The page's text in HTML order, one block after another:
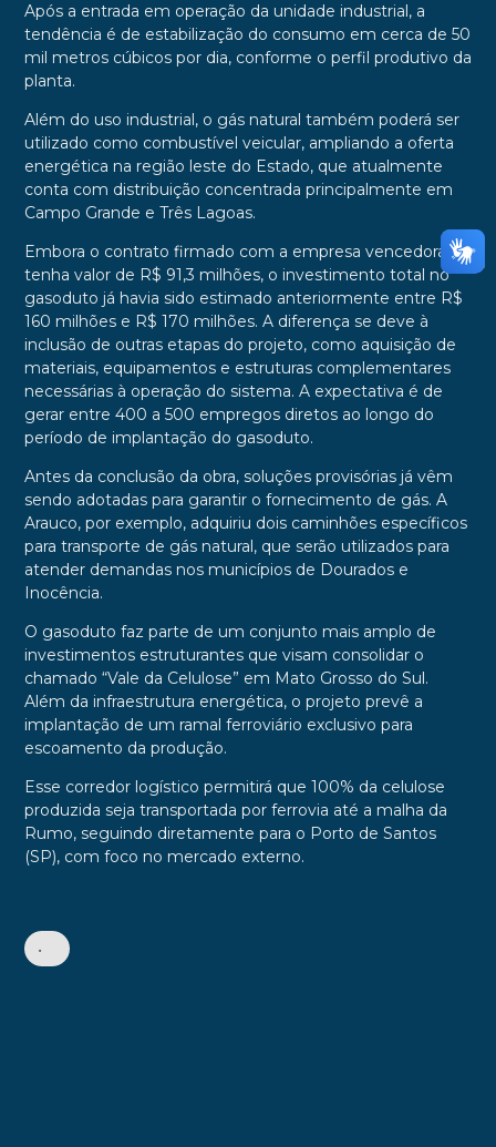
Após a entrada em operação da unidade industrial, a
tendência é de estabilização do consumo em cerca de 50
mil metros cúbicos por dia, conforme o perfil produtivo da
planta.
Além do uso industrial, o gás natural também poderá ser
utilizado como combustível veicular, ampliando a oferta
energética na região leste do Estado, que atualmente
conta com distribuição concentrada principalmente em
Campo Grande e Três Lagoas.
Embora o contrato firmado com a empresa vencedora
tenha valor de R$ 91,3 milhões, o investimento total no
gasoduto já havia sido estimado anteriormente entre R$
160 milhões e R$ 170 milhões. A diferença se deve à
inclusão de outras etapas do projeto, como aquisição de
materiais, equipamentos e estruturas complementares
necessárias à operação do sistema. A expectativa é de
gerar entre 400 a 500 empregos diretos ao longo do
período de implantação do gasoduto.
Antes da conclusão da obra, soluções provisórias já vêm
sendo adotadas para garantir o fornecimento de gás. A
Arauco, por exemplo, adquiriu dois caminhões específicos
para transporte de gás natural, que serão utilizados para
atender demandas nos municípios de Dourados e
Inocência.
O gasoduto faz parte de um conjunto mais amplo de
investimentos estruturantes que visam consolidar o
chamado “Vale da Celulose” em Mato Grosso do Sul.
Além da infraestrutura energética, o projeto prevê a
implantação de um ramal ferroviário exclusivo para
escoamento da produção.
Esse corredor logístico permitirá que 100% da celulose
produzida seja transportada por ferrovia até a malha da
Rumo, seguindo diretamente para o Porto de Santos
(SP), com foco no mercado externo.
•